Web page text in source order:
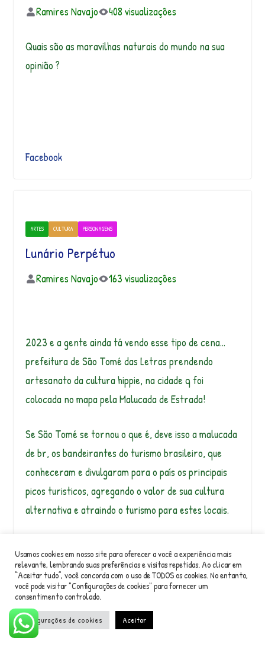
Ramires Navajo 408 visualizações
Quais são as maravilhas naturais do mundo na sua
opinião ?
Facebook
ARTES CULTURA PERSONAGENS
Lunário Perpétuo
Ramires Navajo 163 visualizações
2023 e a gente ainda tá vendo esse tipo de cena…
prefeitura de São Tomé das Letras prendendo
artesanato da cultura hippie, na cidade q foi
colocada no mapa pela Malucada de Estrada!
Se São Tomé se tornou o que é, deve isso a malucada
de br, os bandeirantes do turismo brasileiro, que
conheceram e divulgaram para o país os principais
picos turisticos, agregando o valor de sua cultura
alternativa e atraindo o turismo para estes locais.
sequestraram o valor agregado da cultura hippie
brasileira, criando pseudo Feiras Hippies e depois
perseguem os legitimos artesãos de estrada.
Chega, isso tem de acabar!
Usamos cookies em nosso site para oferecer a você a experiência mais
relevante, lembrando suas preferências e visitas repetidas. Ao clicar em
“Aceitar tudo”, você concorda com o uso de TODOS os cookies. No entanto,
você pode visitar "Configurações de cookies" para fornecer um
consentimento controlado.
Configurações de cookies Aceitar